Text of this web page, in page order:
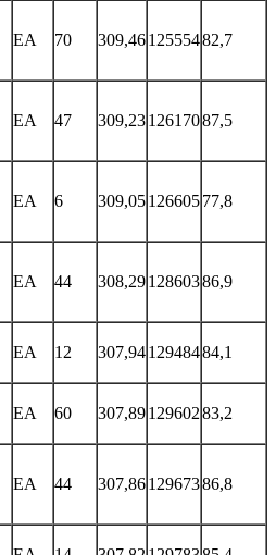
EA 70 309,4612555482,7
EA 47 309,2312617087,5
EA 6 309,0512660577,8
EA 44 308,2912860386,9
EA 12 307,9412948484,1
EA 60 307,8912960283,2
EA 44 307,8612967386,8